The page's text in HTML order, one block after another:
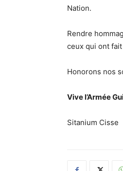
Nation.
Rendre
ceux qui ont
Honorons nos
Vive l’Armée
Sitanium Cisse